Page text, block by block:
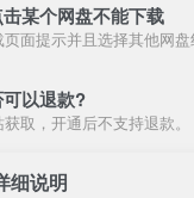
某个网盘不能下载
面提示并且选择其他网盘
以退款?
取，开通后不支持退款。
细说明